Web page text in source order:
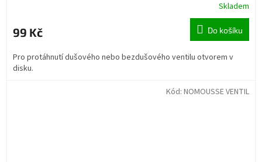
Skladem
99 Kč Do košíku
Pro protáhnutí dušového nebo bezdušového ventilu otvorem v
disku.
Kód: NOMOUSSE VENTIL